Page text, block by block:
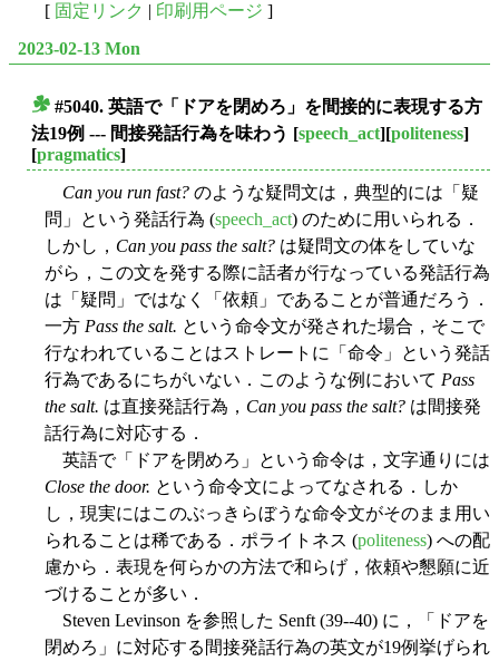
[ 固定リンク | 印刷用ページ ]
2023-02-13 Mon
#5040. 英語で「ドアを閉めろ」を間接的に表現する方
法19例 --- 間接発話行為を味わう [speech_act][politeness]
[pragmatics]
Can you run fast? のような疑問文は，典型的には「疑
問」という発話行為 (speech_act) のために用いられる．
しかし， Can you pass the salt? は疑問文の体をしていな
がら，この文を発する際に話者が行なっている発話行為
は「疑問」ではなく「依頼」であることが普通だろう．
一方 Pass the salt. という命令文が発された場合，そこで
行なわれていることはストレートに「命令」という発話
行為であるにちがいない．このような例において Pass
the salt. は直接発話行為， Can you pass the salt? は間接発
話行為に対応する．
英語で「ドアを閉めろ」という命令は，文字通りには
Close the door. という命令文によってなされる．しか
し，現実にはこのぶっきらぼうな命令文がそのまま用い
られることは稀である．ポライトネス (politeness) への配
慮から．表現を何らかの方法で和らげ，依頼や懇願に近
づけることが多い．
Steven Levinson を参照した Senft (39--40) に，「ドアを
閉めろ」に対応する間接発話行為の英文が19例挙げられ